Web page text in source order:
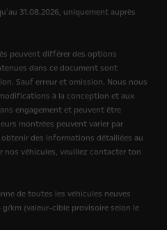
31.08.2026, uniquement auprès
peuvent différer des options
dans ce document sont
Sauf erreur et omission. Nous nous
à la conception et aux
engagement et peuvent être
montrées peuvent varier par
des informations détaillées au
véhicules, veuillez contacter ton
de toutes les véhicules neuves
g/km (valeur-cible provisoire selon le